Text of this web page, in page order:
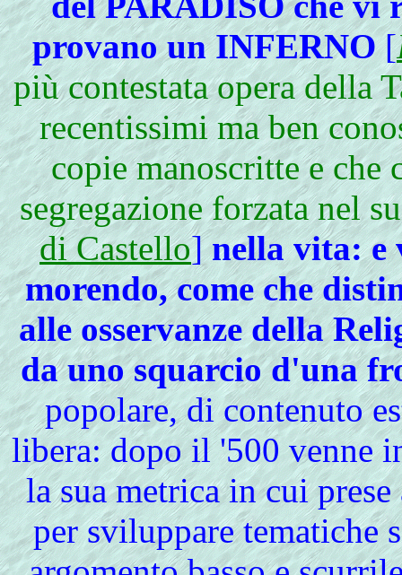
provano un INFERNO[
più contestata opera della
recentissimi ma ben
copie manoscritte e che
segregazione forzata nel
di Castello]nella vita: e
morendo, come che
alle osservanze della
da uno squarcio d'una
popolare, di contenuto
libera: dopo il '500 venne
la sua metrica in cui
per sviluppare tematiche